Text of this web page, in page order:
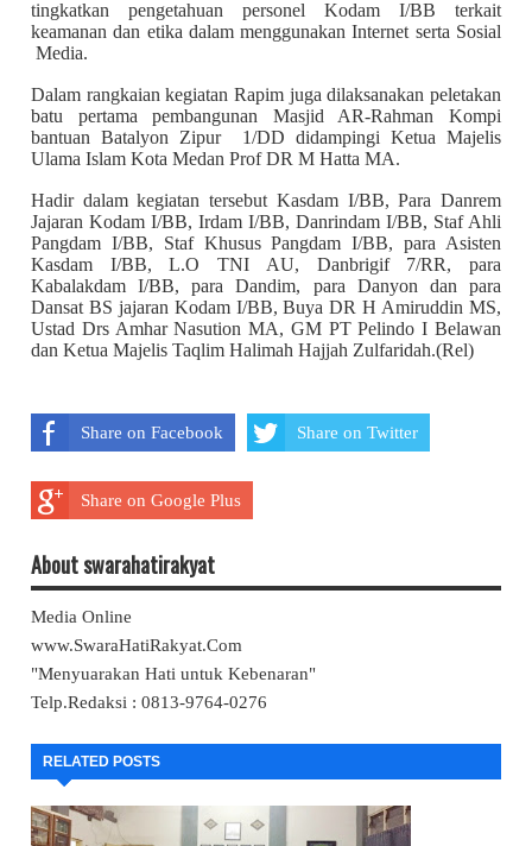
tingkatkan pengetahuan personel Kodam I/BB terkait
keamanan dan etika dalam menggunakan Internet serta Sosial
Media.
Dalam rangkaian kegiatan Rapim juga dilaksanakan peletakan
batu pertama pembangunan Masjid AR-Rahman Kompi
bantuan Batalyon Zipur 1/DD didampingi Ketua Majelis
Ulama Islam Kota Medan Prof DR M Hatta MA.
Hadir dalam kegiatan tersebut Kasdam I/BB, Para Danrem
Jajaran Kodam I/BB, Irdam I/BB, Danrindam I/BB, Staf Ahli
Pangdam I/BB, Staf Khusus Pangdam I/BB, para Asisten
Kasdam I/BB, L.O TNI AU, Danbrigif 7/RR, para
Kabalakdam I/BB, para Dandim, para Danyon dan para
Dansat BS jajaran Kodam I/BB, Buya DR H Amiruddin MS,
Ustad Drs Amhar Nasution MA, GM PT Pelindo I Belawan
dan Ketua Majelis Taqlim Halimah Hajjah Zulfaridah.(Rel)
Share on Facebook Share on Twitter
Share on Google Plus
About swarahatirakyat
Media Online
www.SwaraHatiRakyat.Com
"Menyuarakan Hati untuk Kebenaran"
Telp.Redaksi : 0813-9764-0276
RELATED POSTS